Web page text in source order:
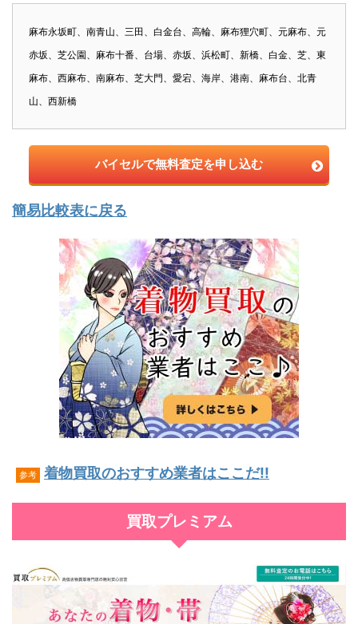
麻布永坂町、南青山、三田、白金台、高輪、麻布狸穴町、元麻布、元
赤坂、芝公園、麻布十番、台場、赤坂、浜松町、新橋、白金、芝、東
麻布、西麻布、南麻布、芝大門、愛宕、海岸、港南、麻布台、北青
山、西新橋
バイセルで無料査定を申し込む
簡易比較表に戻る
参考 着物買取のおすすめ業者はここだ!!
買取プレミアム